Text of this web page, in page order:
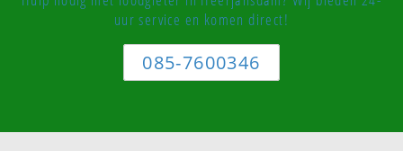
uur service en komen direct!
085-7600346